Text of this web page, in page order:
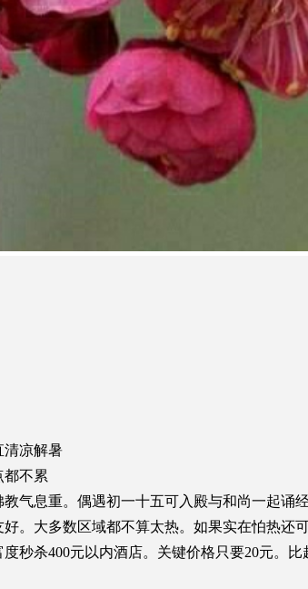
清凉解暑
都不累
气息重。偶遇初一十五可入殿与和尚一起诵经
。大多数区域都不算太热。如果实在怕热还
秒杀400元以内酒店。关键价格只要20元。比